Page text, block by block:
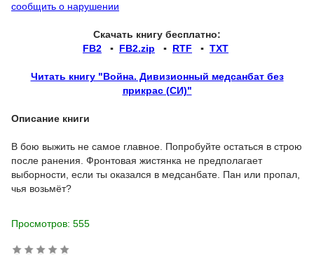
сообщить о нарушении
Скачать книгу бесплатно:
FB2 ▪ FB2.zip ▪ RTF ▪ TXT
Читать книгу "Война. Дивизионный медсанбат без
прикрас (СИ)"
Описание книги
В бою выжить не самое главное. Попробуйте остаться в строю
после ранения. Фронтовая жистянка не предполагает
выборности, если ты оказался в медсанбате. Пан или пропал,
чья возьмёт?
Просмотров: 555